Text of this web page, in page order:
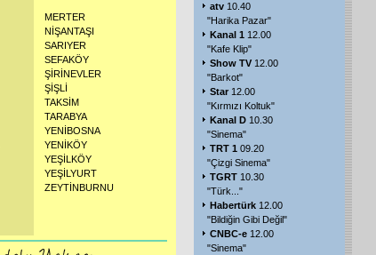
MERTER
NİŞANTAŞI
SARIYER
SEFAKÖY
ŞİRİNEVLER
ŞİŞLİ
TAKSİM
TARABYA
YENİBOSNA
YENİKÖY
YEŞİLKÖY
YEŞİLYURT
ZEYTİNBURNU
atv 10.40
"Harika Pazar"
Kanal 1 12.00
"Kafe Klip"
Show TV 12.00
"Barkot"
Star 12.00
"Kırmızı Koltuk"
Kanal D 10.30
"Sinema"
TRT 1 09.20
"Çizgi Sinema"
TGRT 10.30
"Türk..."
Habertürk 12.00
"Bildiğin Gibi Değil"
CNBC-e 12.00
"Sinema"